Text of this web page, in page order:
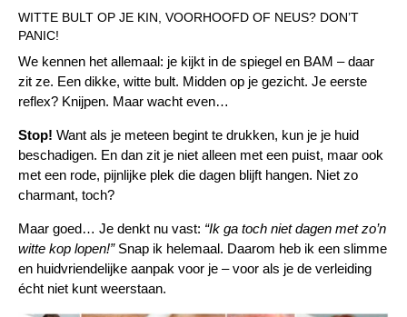
WITTE BULT OP JE KIN, VOORHOOFD OF NEUS? DON’T
PANIC!
We kennen het allemaal: je kijkt in de spiegel en BAM – daar
zit ze. Een dikke, witte bult. Midden op je gezicht. Je eerste
reflex? Knijpen. Maar wacht even…
Stop! Want als je meteen begint te drukken, kun je je huid
beschadigen. En dan zit je niet alleen met een puist, maar ook
met een rode, pijnlijke plek die dagen blijft hangen. Niet zo
charmant, toch?
Maar goed… Je denkt nu vast: “Ik ga toch niet dagen met zo’n
witte kop lopen!”Snap ik helemaal. Daarom heb ik een slimme
en huidvriendelijke aanpak voor je – voor als je de verleiding
écht niet kunt weerstaan.